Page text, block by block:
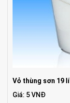
Vỏ thùng sơn 19
Giá: 5 VNĐ